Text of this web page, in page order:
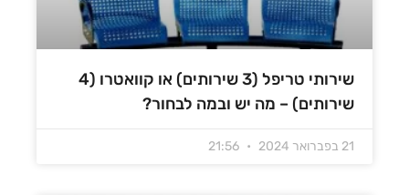
שירותי טריפל (3 שירותים) או קוואטרו (4
שירותים) – מה יש ובמה לבחור?
21 בפברואר 2024